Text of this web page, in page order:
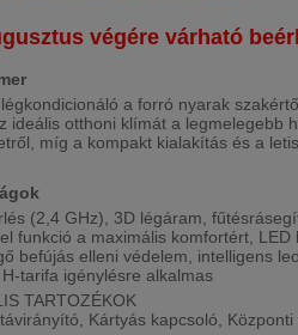
végére várható
a forró nyarak
ideális otthoni klímát a legmelegebb
míg a kompakt kialakítás és a
(2,4 GHz), 3D légáram,
funkció a maximális komfortért,
befújás elleni védelem, intelligens
tarifa igénylésre alkalmas
TARTOZÉKOK
Kártyás kapcsoló,